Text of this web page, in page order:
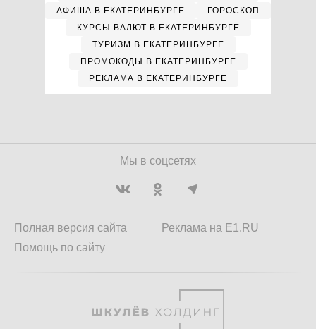
АФИША В ЕКАТЕРИНБУРГЕ
ГОРОСКОП
КУРСЫ ВАЛЮТ В ЕКАТЕРИНБУРГЕ
ТУРИЗМ В ЕКАТЕРИНБУРГЕ
ПРОМОКОДЫ В ЕКАТЕРИНБУРГЕ
РЕКЛАМА В ЕКАТЕРИНБУРГЕ
Мы в соцсетях
Полная версия сайта
Помощь по сайту
Реклама на E1.RU